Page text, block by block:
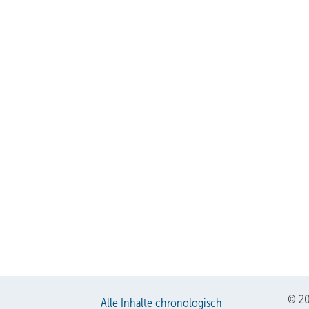
Alle Inhalte chronologisch ©